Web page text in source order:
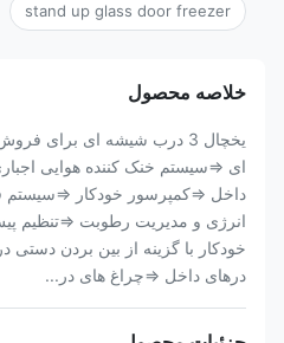
stand up glass door freezer
خلاصه محصول
ای ⇒سیستم خنک کننده هوایی
داخل ⇒کمپرسور خودکار ⇒سیستم
انرژی و مدیریت رطوبت ⇒تنظیم
خودکار با گزینه از بین بردن
درهای داخل ⇒چراغ های در...